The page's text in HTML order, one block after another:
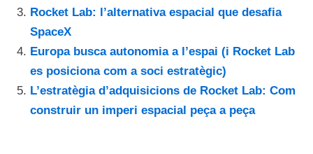
Rocket Lab: l’alternativa espacial que desafia
SpaceX
Europa busca autonomia a l’espai (i Rocket Lab
es posiciona com a soci estratègic)
L’estratègia d’adquisicions de Rocket Lab: Com
construir un imperi espacial peça a peça